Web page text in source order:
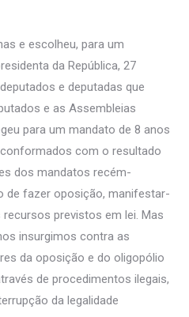
e escolheu, para um
da República, 27
e deputadas que
e as Assembleias
para um mandato de 8 anos
com o resultado
dos mandatos recém-
de fazer oposição, manifestar-
previstos em lei. Mas
insurgimos contra as
da oposição e do oligopólio
de procedimentos ilegais,
da legalidade